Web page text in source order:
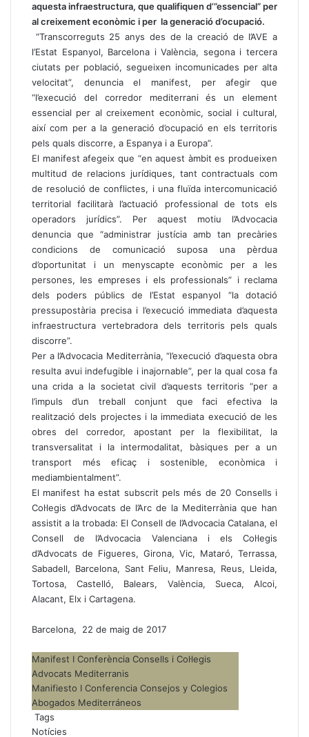
aquesta infraestructura, que qualifiquen d’”essencial” per
al creixement econòmic i per la generació d’ocupació.
“Transcorreguts 25 anys des de la creació de l’AVE a
l’Estat Espanyol, Barcelona i València, segona i tercera
ciutats per població, segueixen incomunicades per alta
velocitat”, denuncia el manifest, per afegir que
“l’execució del corredor mediterrani és un element
essencial per al creixement econòmic, social i cultural,
així com per a la generació d’ocupació en els territoris
pels quals discorre, a Espanya i a Europa”.
El manifest afegeix que “en aquest àmbit es produeixen
multitud de relacions jurídiques, tant contractuals com
de resolució de conflictes, i una fluïda intercomunicació
territorial facilitarà l’actuació professional de tots els
operadors jurídics”. Per aquest motiu l’Advocacia
denuncia que “administrar justícia amb tan precàries
condicions de comunicació suposa una pèrdua
d’oportunitat i un menyscapte econòmic per a les
persones, les empreses i els professionals” i reclama
dels poders públics de l’Estat espanyol “la dotació
pressupostària precisa i l’execució immediata d’aquesta
infraestructura vertebradora dels territoris pels quals
discorre”.
Per a l’Advocacia Mediterrània, “l’execució d’aquesta obra
resulta avui indefugible i inajornable”, per la qual cosa fa
una crida a la societat civil d’aquests territoris “per a
l’impuls d’un treball conjunt que faci efectiva la
realització dels projectes i la immediata execució de les
obres del corredor, apostant per la flexibilitat, la
transversalitat i la intermodalitat, bàsiques per a un
transport més eficaç i sostenible, econòmica i
mediambientalment”.
El manifest ha estat subscrit pels més de 20 Consells i
Col·legis d’Advocats de l’Arc de la Mediterrània que han
assistit a la trobada: El Consell de l’Advocacia Catalana, el
Consell de l’Advocacia Valenciana i els Col·legis
d’Advocats de Figueres, Girona, Vic, Mataró, Terrassa,
Sabadell, Barcelona, Sant Feliu, Manresa, Reus, Lleida,
Tortosa, Castelló, Balears, València, Sueca, Alcoi,
Alacant, Elx i Cartagena.
Barcelona, 22 de maig de 2017
Manifest I Conferència Consells i Col·legis
Advocats Mediterranis
Manifiesto I Conferencia Consejos y Colegios
Abogados Mediterráneos
Tags
Notícies